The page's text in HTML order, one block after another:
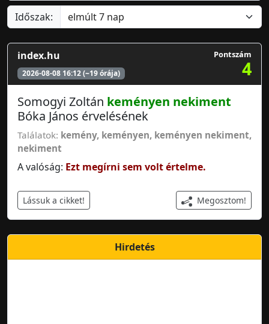
Időszak:
index.hu
2026-08-08 16:12 (~19 órája)
Pontszám
4
Somogyi Zoltán keményen nekiment
Bóka János érvelésének
Találatok: kemény, keményen, keményen nekiment,
nekiment
A valóság: Ezt megírni sem volt értelme.
Lássuk a cikket! Megosztom!
Hirdetés